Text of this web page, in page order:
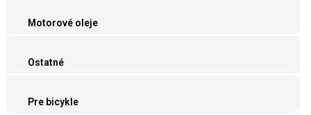
Motorové oleje
Ostatné
Pre bicykle